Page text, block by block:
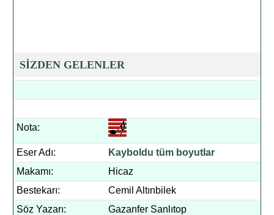
SİZDEN GELENLER
Nota:
Eser Adı:
Kayboldu tüm boyutlar
Makamı:
Hicaz
Bestekarı:
Cemil Altınbilek
Söz Yazarı:
Gazanfer Sanlıtop